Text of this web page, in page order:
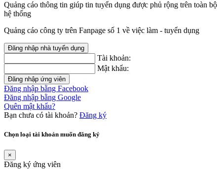
Quảng cáo thông tin giúp tin tuyển dụng được phủ rộng trên toàn bộ
hệ thống
Quảng cáo công ty trên Fanpage số 1 về việc làm - tuyển dụng
Đăng nhập nhà tuyển dụng
Tài khoản:
Mật khẩu:
Đăng nhập ứng viên
Đăng nhập bằng Facebook
Đăng nhập bằng Google
Quên mật khẩu?
Bạn chưa có tài khoản? Đăng ký
Chọn loại tài khoản muốn đăng ký
×
Đăng ký ứng viên